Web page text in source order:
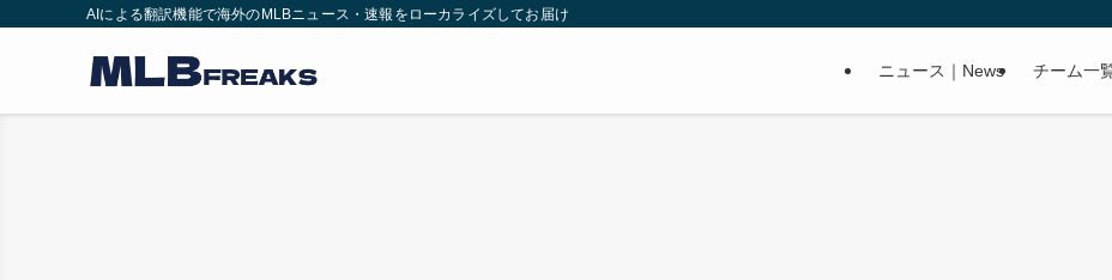
AIによる翻訳機能で海外のMLBニュース・速報をローカライズしてお届け
ニュース｜News チーム一